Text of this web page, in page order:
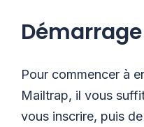
Démarrage
Pour commencer à
Mailtrap, il vous
vous inscrire, puis